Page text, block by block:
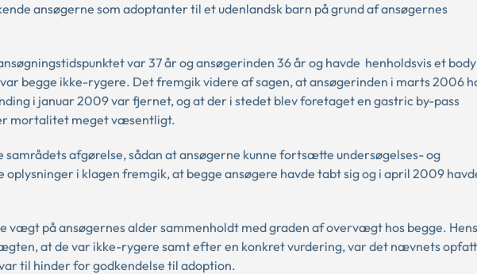
ansøgerne som adoptanter til et udenlandsk barn på grund af ansøgernes
var 37 år og ansøgerinden 36 år og havde henholdsvis et
begge ikke-rygere. Det fremgik videre af sagen, at ansøgerinden i marts 2006
i januar 2009 var fjernet, og at der i stedet blev foretaget en gastric by-pass
mortalitet meget væsentligt.
afgørelse, sådan at ansøgerne kunne fortsætte undersøgelses- og
i klagen fremgik, at begge ansøgere havde tabt sig og i april 2009
vægt på ansøgernes alder sammenholdt med graden af overvægt hos begge.
at de var ikke-rygere samt efter en konkret vurdering, var det nævnets
til hinder for godkendelse til adoption.